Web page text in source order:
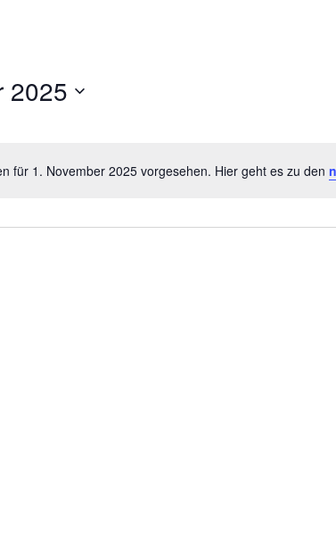
für 1. November 2025 vorgesehen. Hier geht es zu den
2025